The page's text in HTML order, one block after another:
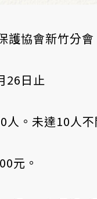
護協會新竹分會
26日止
人。未達10人
元。